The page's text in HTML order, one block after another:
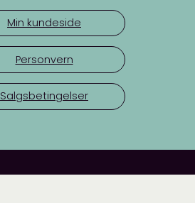
Min kundeside
Personvern
Salgsbetingelser